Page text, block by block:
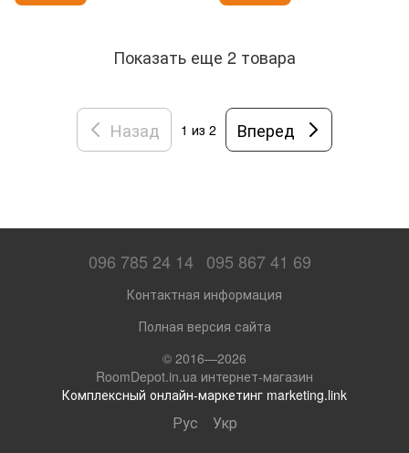
Показать еще 2 товара
Назад 1 из 2 Вперед
096 785 24 14 095 867 41 69
Контактная информация
Полная версия сайта
© 2016—2026
RoomDepot.in.ua интернет-магазин
Комплексный онлайн-маркетинг marketing.link
Рус Укр